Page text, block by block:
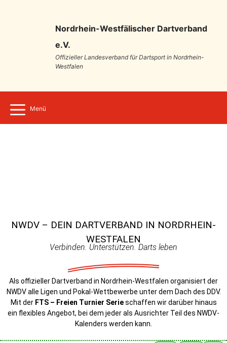
Nordrhein-Westfälischer Dartverband
e.V.
Offizieller Landesverband für Dartsport in Nordrhein-
Westfalen
Menü
NWDV – DEIN DARTVERBAND IN NORDRHEIN-
WESTFALEN
Verbinden. Unterstützen. Darts leben
Als offizieller Dartverband in Nordrhein-Westfalen organisiert der
NWDV alle Ligen und Pokal-Wettbewerbe unter dem Dach des DDV.
Mit der FTS – Freien Turnier Serieschaffen wir darüber hinaus
ein flexibles Angebot, bei dem jeder als Ausrichter Teil des NWDV-
Kalenders werden kann.